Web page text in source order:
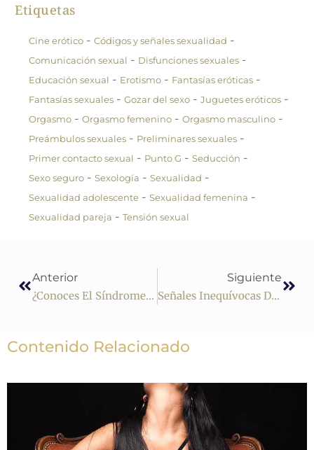
Etiquetas
Cine erótico - Códigos y señales sexualidad -
Comunicación sexual - Disfunciones sexuales -
Educación sexual - Erotismo - Fantasías eróticas -
Fantasías sexuales - Gozar del sexo - Juguetes eróticos -
Orgasmo - Orgasmo femenino - Orgasmo masculino -
Preámbulos sexuales - Preliminares sexuales -
Primer contacto sexual - Punto G - Seducción -
Sexo seguro - Sexología - Sexualidad -
Sexualidad adolescente - Sexualidad femenina -
Sexualidad pareja - Tensión sexual
Anterior
¿Conoces El Síndrome De Samo?
Siguiente
Señales Inequívocas De La Seducción
Contenido Relacionado